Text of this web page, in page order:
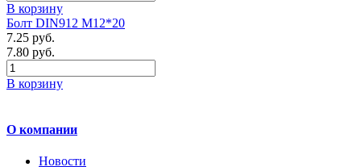
В корзину
Болт DIN912 М12*20
7.25 руб.
7.80 руб.
В корзину
О компании
Новости